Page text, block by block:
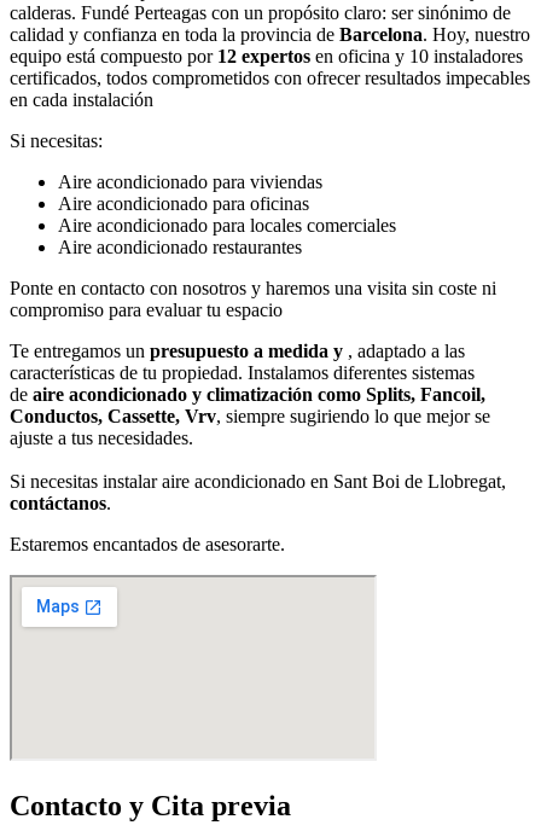
calderas. Fundé Perteagas con un propósito claro: ser sinónimo de
calidad y confianza en toda la provincia de Barcelona. Hoy, nuestro
equipo está compuesto por 12 expertos en oficina y 10 instaladores
certificados, todos comprometidos con ofrecer resultados impecables
en cada instalación
Si necesitas:
Aire acondicionado para viviendas
Aire acondicionado para oficinas
Aire acondicionado para locales comerciales
Aire acondicionado restaurantes
Ponte en contacto con nosotros y haremos una visita sin coste ni
compromiso para evaluar tu espacio
Te entregamos un presupuesto a medida y , adaptado a las
características de tu propiedad. Instalamos diferentes sistemas
de aire acondicionado y climatización como Splits, Fancoil,
Conductos, Cassette, Vrv, siempre sugiriendo lo que mejor se
ajuste a tus necesidades.
Si necesitas instalar aire acondicionado en Sant Boi de Llobregat,
contáctanos.
Estaremos encantados de asesorarte.
Contacto y Cita previa